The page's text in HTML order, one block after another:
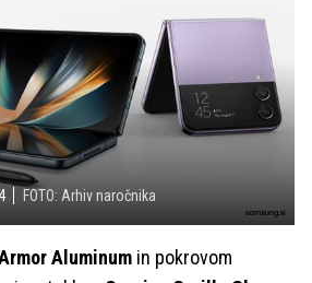
FOTO: Arhiv naročnika
Aluminum in pokrovom